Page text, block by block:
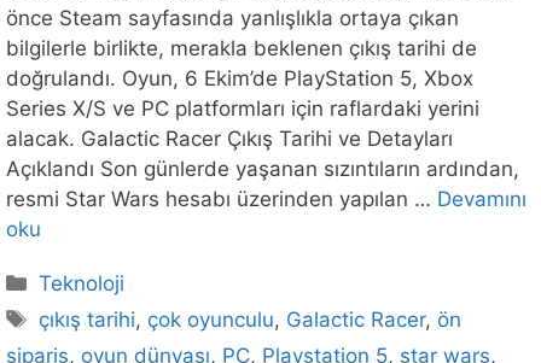
önce Steam sayfasında yanlışlıkla ortaya çıkan
bilgilerle birlikte, merakla beklenen çıkış tarihi de
doğrulandı. Oyun, 6 Ekim’de PlayStation 5, Xbox
Series X/S ve PC platformları için raflardaki yerini
alacak. Galactic Racer Çıkış Tarihi ve Detayları
Açıklandı Son günlerde yaşanan sızıntıların ardından,
resmi Star Wars hesabı üzerinden yapılan … Devamını
oku
Kategoriler
Teknoloji
Etiketler
çıkış tarihi, çok oyunculu, Galactic Racer, ön
sipariş, oyun dünyası, PC, Playstation 5, star wars,